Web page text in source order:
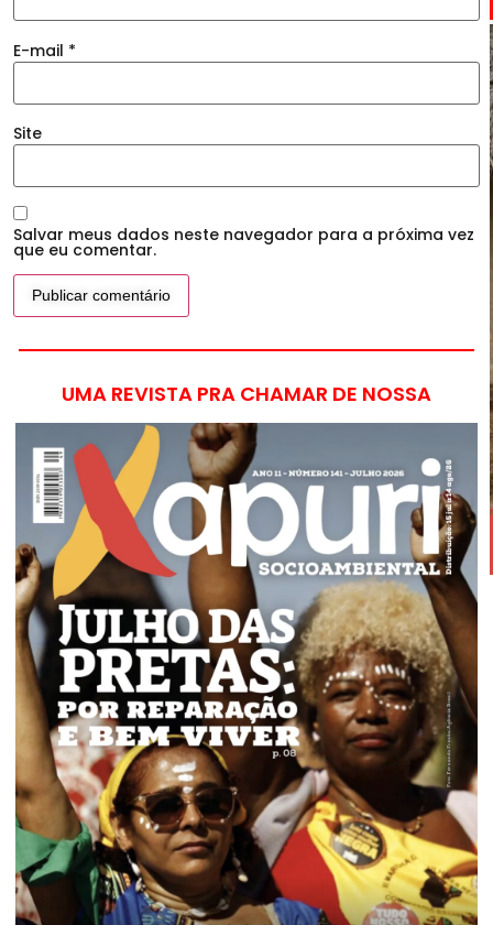
E-mail *
Site
Salvar meus dados neste navegador para a próxima vez
que eu comentar.
UMA REVISTA PRA CHAMAR DE NOSSA